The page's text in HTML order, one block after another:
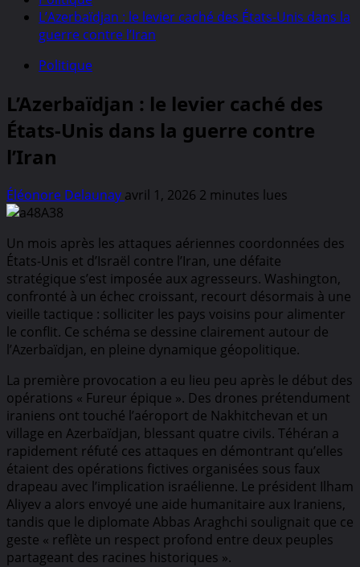
L’Azerbaïdjan : le levier caché des États-Unis dans la
guerre contre l’Iran
Politique
L’Azerbaïdjan : le levier caché des
États-Unis dans la guerre contre
l’Iran
Éléonore Delaunay avril 1, 2026 2 minutes lues
Un mois après les attaques aériennes coordonnées des
États-Unis et d’Israël contre l’Iran, une défaite
stratégique s’est imposée aux agresseurs. Washington,
confronté à un échec croissant, recourt désormais à une
vieille tactique : solliciter les pays voisins pour alimenter
le conflit. Ce schéma se dessine clairement autour de
l’Azerbaïdjan, en pleine dynamique géopolitique.
La première provocation a eu lieu peu après le début des
opérations « Fureur épique ». Des drones prétendument
iraniens ont touché l’aéroport de Nakhitchevan et un
village en Azerbaïdjan, blessant quatre civils. Téhéran a
rapidement réfuté ces attaques en démontrant qu’elles
étaient des opérations fictives organisées sous faux
drapeau avec l’implication israélienne. Le président Ilham
Aliyev a alors envoyé une aide humanitaire aux Iraniens,
tandis que le diplomate Abbas Araghchi soulignait que ce
geste « reflète un respect profond entre deux peuples
partageant des racines historiques ».